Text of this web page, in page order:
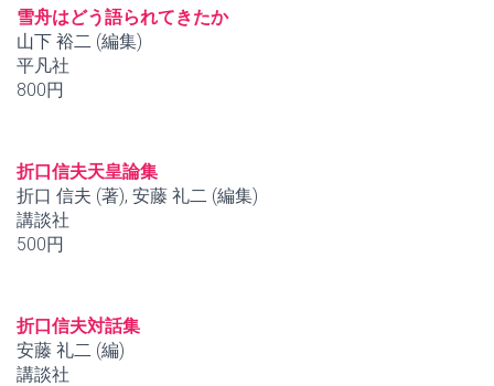
雪舟はどう語られてきたか
山下 裕二 (編集)
平凡社
800円
折口信夫天皇論集
折口 信夫 (著), 安藤 礼二 (編集)
講談社
500円
折口信夫対話集
安藤 礼二 (編)
講談社